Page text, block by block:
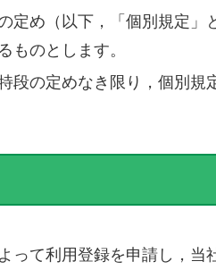
め（以下，「個別規定」
ものとします。
の定めなき限り，個別規
て利用登録を申請し，当